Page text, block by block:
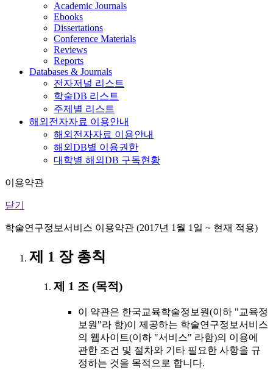
Academic Journals
Ebooks
Dissertations
Conference Materials
Reviews
Reports
Databases & Journals
전자저널 리스트
학술DB 리스트
주제별 리스트
해외전자자료 이용안내
해외전자자료 이용안내
해외DB별 이용권한
대학별 해외DB 구독현황
이용약관
닫기
학술연구정보서비스 이용약관 (2017년 1월 1일 ~ 현재 적용)
제 1 장 총칙
제 1 조 (목적)
이 약관은 한국교육학술정보원(이하 "교육정
보원"라 함)이 제공하는 학술연구정보서비스
의 웹사이트(이하 "서비스" 라함)의 이용에
관한 조건 및 절차와 기타 필요한 사항을 규
정하는 것을 목적으로 합니다.